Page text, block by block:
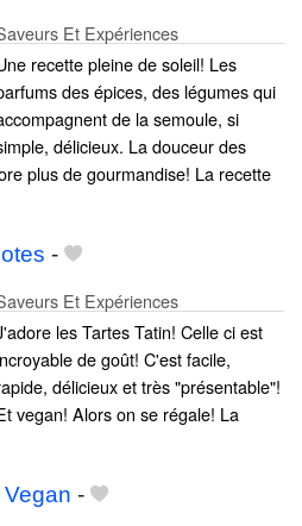
Et Expériences
recette pleine de soleil! Les
des épices, des légumes qui
de la semoule, si
délicieux. La douceur des
plus de gourmandise! La recette
-
Et Expériences
les Tartes Tatin! Celle ci est
de goût! C'est facile,
délicieux et très "présentable"!
vegan! Alors on se régale! La
-